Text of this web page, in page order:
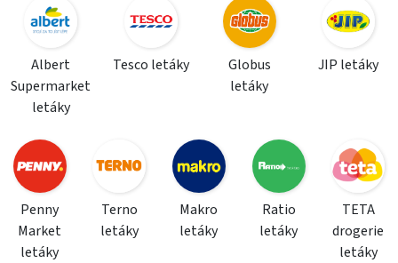
Albert
Supermarket
letáky
Tesco letáky
Globus
letáky
JIP letáky
Penny
Market
letáky
Terno
letáky
Makro
letáky
Ratio
letáky
TETA
drogerie
letáky